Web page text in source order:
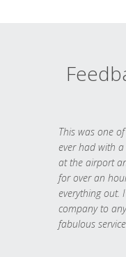
This was one
ever had with
at the airport
for over an
everything out.
company to
fabulous